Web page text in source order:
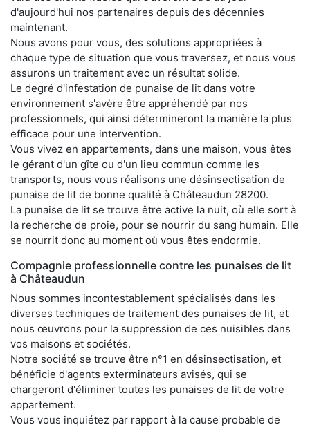
d'aujourd'hui nos partenaires depuis des décennies
maintenant.
Nous avons pour vous, des solutions appropriées à
chaque type de situation que vous traversez, et nous vous
assurons un traitement avec un résultat solide.
Le degré d'infestation de punaise de lit dans votre
environnement s'avère être appréhendé par nos
professionnels, qui ainsi détermineront la manière la plus
efficace pour une intervention.
Vous vivez en appartements, dans une maison, vous êtes
le gérant d'un gîte ou d'un lieu commun comme les
transports, nous vous réalisons une désinsectisation de
punaise de lit de bonne qualité à Châteaudun 28200.
La punaise de lit se trouve être active la nuit, où elle sort à
la recherche de proie, pour se nourrir du sang humain. Elle
se nourrit donc au moment où vous êtes endormie.
Compagnie professionnelle contre les punaises de lit
à Châteaudun
Nous sommes incontestablement spécialisés dans les
diverses techniques de traitement des punaises de lit, et
nous œuvrons pour la suppression de ces nuisibles dans
vos maisons et sociétés.
Notre société se trouve être n°1 en désinsectisation, et
bénéficie d'agents exterminateurs avisés, qui se
chargeront d'éliminer toutes les punaises de lit de votre
appartement.
Vous vous inquiétez par rapport à la cause probable de